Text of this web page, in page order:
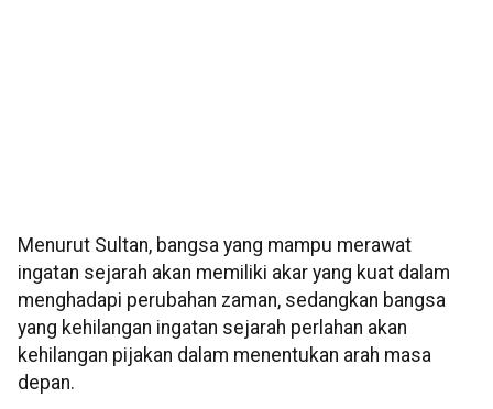
Menurut Sultan, bangsa yang mampu merawat
ingatan sejarah akan memiliki akar yang kuat dalam
menghadapi perubahan zaman, sedangkan bangsa
yang kehilangan ingatan sejarah perlahan akan
kehilangan pijakan dalam menentukan arah masa
depan.